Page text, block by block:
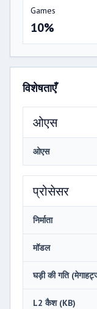
Games
10%
विशेषताएँ
ओएस
ओएस
प्रोसेसर
निर्माता
मॉडल
घड़ी की गति
L2 कैश (KB)